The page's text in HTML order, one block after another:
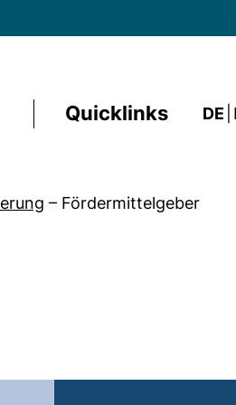
Quicklinks DE
– Fördermittelgeber